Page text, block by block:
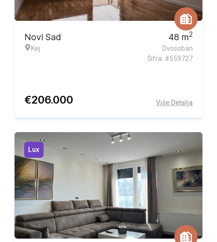
Novi Sad
Kej
48 m2
Dvosoban
Šifra: #559727
€206.000 Više Detalja
Lux